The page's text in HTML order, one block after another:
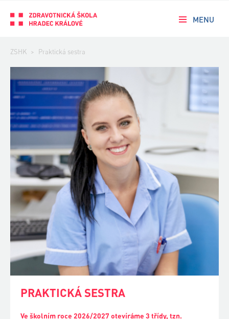
MENU
ZSHK > Praktická sestra
PRAKTICKÁ SESTRA
Ve školním roce 2026/2027 otevíráme 3 třídy, tzn.